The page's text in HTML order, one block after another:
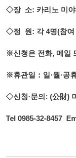
◇장 소: 카리노 미
◇정 원: 각 4명(참여
※신청은 전화, 메일
※휴관일：일·월·공
◇신청·문의: (公財)
Tel 0985-32-8457